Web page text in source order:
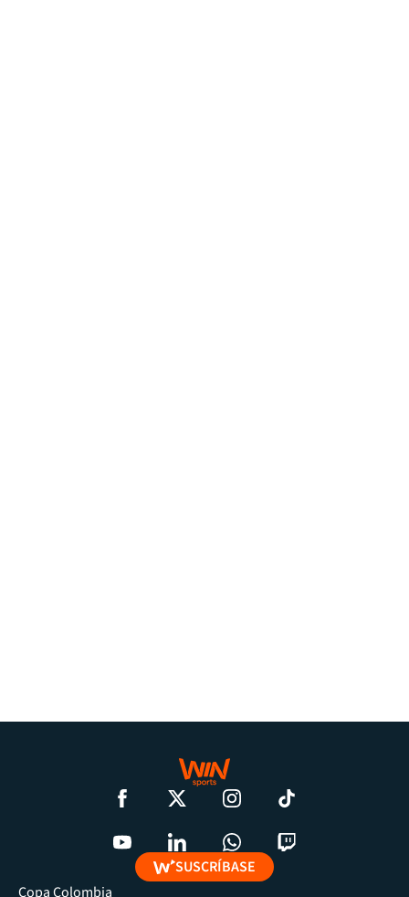
SUSCRÍBASE
Copa Colombia